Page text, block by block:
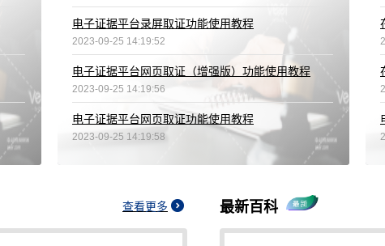
电子证据平台录屏取证功能使用教程
2023-09-25 14:19:52
电子证据平台网页取证（增强版）功能使用教程
2023-09-25 14:19:56
电子证据平台网页取证功能使用教程
2023-09-25 14:19:58
查看更多 最新百科